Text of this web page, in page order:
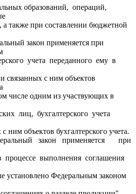
образований, операций,
а также при составлении бюджетной
закон применяется при
учета переданного ему в
связанных с ним объектов
числе одним из участвующих в
лиц, бухгалтерского учета
ним объектов бухгалтерского учета.
закон применяется при
процессе выполнения соглашения
установлено Федеральным законом